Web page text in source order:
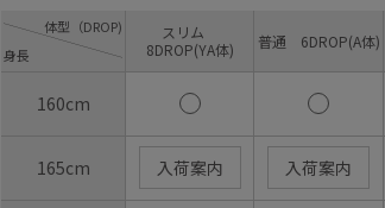
身長
体型（DROP)
スリム
8DROP(YA体)
普通 6DROP(A体)
160cm
165cm 入荷案内 入荷案内